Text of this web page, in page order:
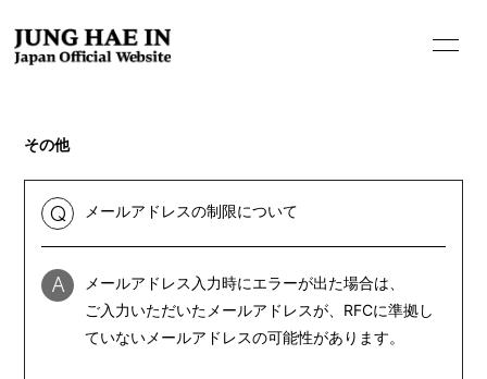
HOME
INFORMATION
その他
Q メールアドレスの制限について
A
メールアドレス入力時にエラーが出た場合は、
ご入力いただいたメールアドレスが、RFCに準拠し
ていないメールアドレスの可能性があります。